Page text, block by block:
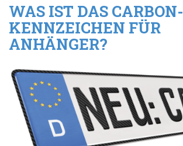
WAS IST DAS CARBON-
KENNZEICHEN FÜR
ANHÄNGER?